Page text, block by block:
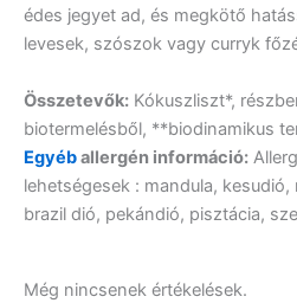
édes jegyet ad, és megkötő
levesek, szószok vagy curryk
Összetevők: Kókuszliszt*,
biotermelésből, **biodinamikus
Egyéballergén információ:
lehetségesek : mandula,
brazil dió, pekándió, pisztácia,
Még nincsenek értékelések.